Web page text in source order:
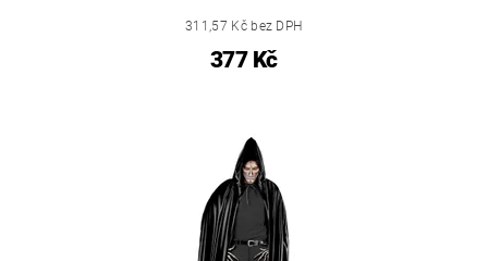
311,57 Kč bez DPH
377 Kč